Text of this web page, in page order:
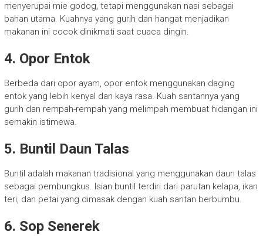
menyerupai mie godog, tetapi menggunakan nasi sebagai
bahan utama. Kuahnya yang gurih dan hangat menjadikan
makanan ini cocok dinikmati saat cuaca dingin.
4. Opor Entok
Berbeda dari opor ayam, opor entok menggunakan daging
entok yang lebih kenyal dan kaya rasa. Kuah santannya yang
gurih dan rempah-rempah yang melimpah membuat hidangan ini
semakin istimewa.
5. Buntil Daun Talas
Buntil adalah makanan tradisional yang menggunakan daun talas
sebagai pembungkus. Isian buntil terdiri dari parutan kelapa, ikan
teri, dan petai yang dimasak dengan kuah santan berbumbu.
6. Sop Senerek